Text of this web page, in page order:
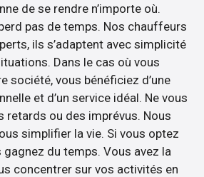
de se rendre n’importe où.
pas de temps. Nos chauffeurs
ils s’adaptent avec simplicité
Dans le cas où vous
société, vous bénéficiez d’une
et d’un service idéal. Ne vous
retards ou des imprévus. Nous
simplifier la vie. Si vous optez
gagnez du temps. Vous avez la
concentrer sur vos activités en